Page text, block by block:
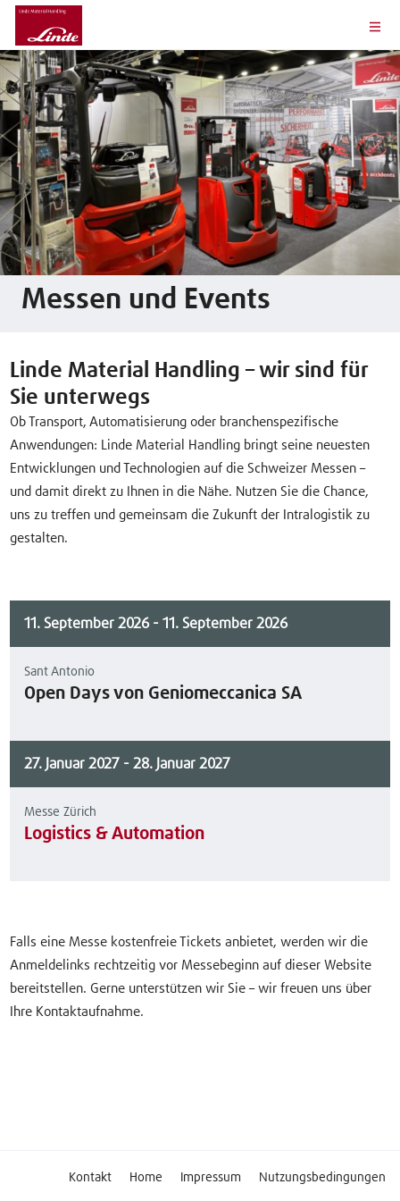
Messen und Events
Linde Material Handling – wir sind für
Sie unterwegs
Ob Transport, Automatisierung oder branchenspezifische
Anwendungen: Linde Material Handling bringt seine neuesten
Entwicklungen und Technologien auf die Schweizer Messen –
und damit direkt zu Ihnen in die Nähe. Nutzen Sie die Chance,
uns zu treffen und gemeinsam die Zukunft der Intralogistik zu
gestalten.
11. September 2026-11. September 2026
Sant Antonio
Open Days von Geniomeccanica SA
27. Januar 2027 - 28. Januar 2027
Messe Zürich
Logistics & Automation
Falls eine Messe kostenfreie Tickets anbietet, werden wir die
Anmeldelinks rechtzeitig vor Messebeginn auf dieser Website
bereitstellen. Gerne unterstützen wir Sie – wir freuen uns über
Ihre Kontaktaufnahme.
Kontakt Home Impressum Nutzungsbedingungen